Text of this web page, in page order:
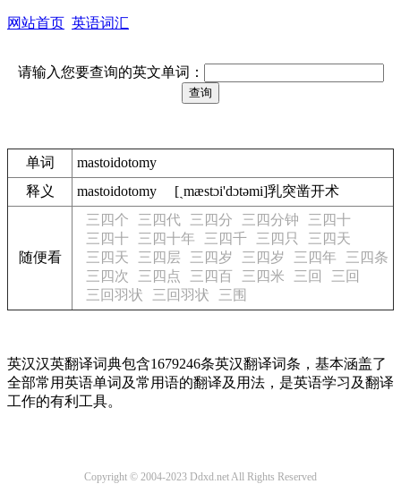
网站首页 英语词汇
请输入您要查询的英文单词：
单词
mastoidotomy
释义
mastoidotomy [ˏmæstɔi'dɔtәmi]乳突凿开术
随便看
三四个 三四代 三四分 三四分钟
三四十
三四十
三四十年 三四千 三四只
三四天
三四天
三四层 三四岁 三四岁 三四年
三四条
三四次
三四点 三四百 三四米 三回
三回
三回羽状
三回羽状 三围
英汉汉英翻译词典包含1679246条英汉翻译词条，基本涵盖了
全部常用英语单词及常用语的翻译及用法，是英语学习及翻译
工作的有利工具。
Copyright © 2004-2023 Ddxd.net All Rights Reserved